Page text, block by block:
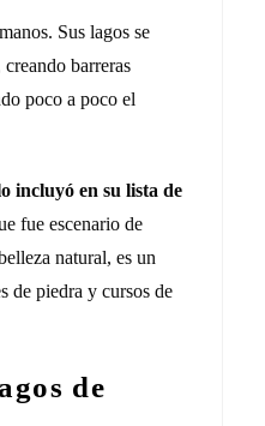
Sus lagos se
barreras
poco a poco el
incluyó en su lista de
fue escenario de
natural, es un
de piedra y cursos de
de